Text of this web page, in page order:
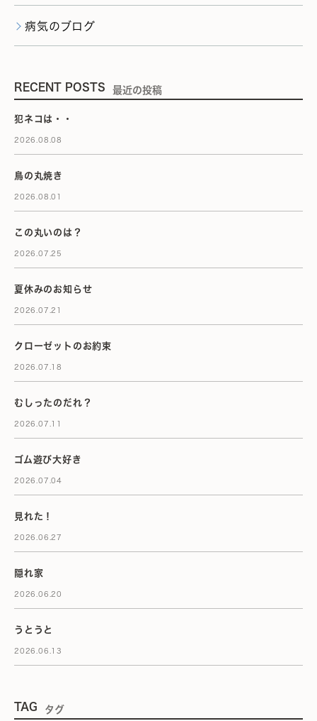
病気のブログ
RECENT POSTS 最近の投稿
犯ネコは・・
2026.08.08
鳥の丸焼き
2026.08.01
この丸いのは？
2026.07.25
夏休みのお知らせ
2026.07.21
クローゼットのお約束
2026.07.18
むしったのだれ？
2026.07.11
ゴム遊び大好き
2026.07.04
見れた！
2026.06.27
隠れ家
2026.06.20
うとうと
2026.06.13
TAG タグ